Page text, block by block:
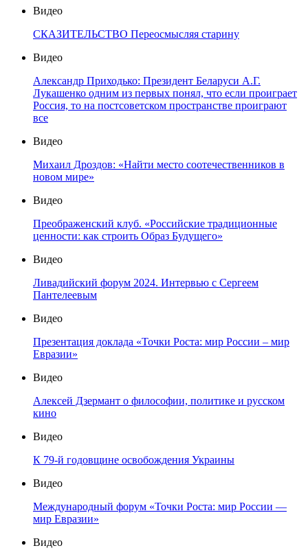
Видео
СКАЗИТЕЛЬСТВО Переосмысляя старину
Видео
Александр Приходько: Президент Беларуси А.Г.
Лукашенко одним из первых понял, что если проиграет
Россия, то на постсоветском пространстве проиграют
все
Видео
Михаил Дроздов: «Найти место соотечественников в
новом мире»
Видео
Преображенский клуб. «Российские традиционные
ценности: как строить Образ Будущего»
Видео
Ливадийский форум 2024. Интервью с Сергеем
Пантелеевым
Видео
Презентация доклада «Точки Роста: мир России – мир
Евразии»
Видео
Алексей Дзермант о философии, политике и русском
кино
Видео
К 79-й годовщине освобождения Украины
Видео
Международный форум «Точки Роста: мир России —
мир Евразии»
Видео